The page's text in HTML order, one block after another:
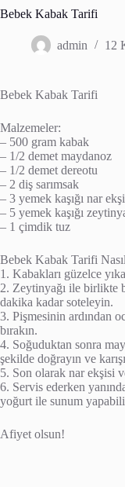
Bebek Kabak Tarifi
admin 12
Bebek Kabak Tarifi
Malzemeler:
– 500 gram kabak
– 1/2 demet maydanoz
– 1/2 demet dereotu
– 2 diş sarımsak
– 3 yemek kaşığı nar
– 5 yemek kaşığı
– 1 çimdik tuz
Bebek Kabak Tarifi Nasıl
1. Kabakları güzelce
2. Zeytinyağı ile birlikte
dakika kadar soteleyin.
3. Pişmesinin ardından
bırakın.
4. Soğuduktan sonra
şekilde doğrayın ve
5. Son olarak nar ekşisi
6. Servis ederken
yoğurt ile sunum
Afiyet olsun!